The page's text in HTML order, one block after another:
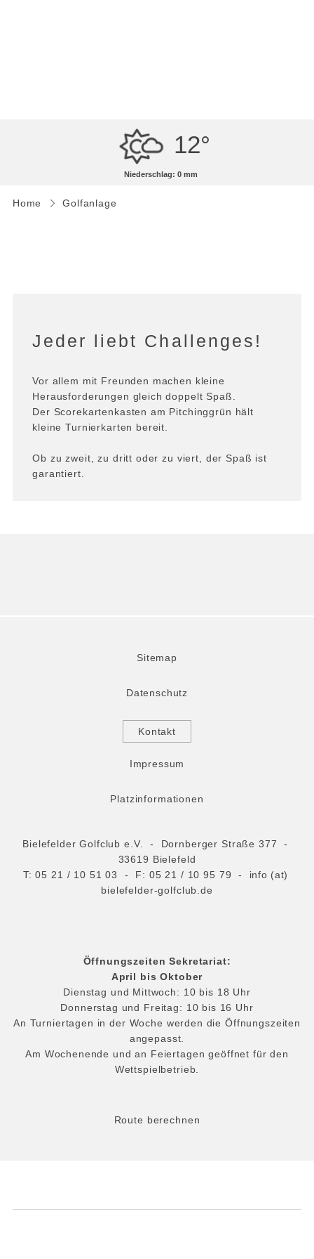
12°
Niederschlag: 0 mm
Home Golfanlage
Jeder liebt Challenges!
Vor allem mit Freunden machen kleine
Herausforderungen gleich doppelt Spaß.
Der Scorekartenkasten am Pitchinggrün hält
kleine Turnierkarten bereit.
Ob zu zweit, zu dritt oder zu viert, der Spaß ist
garantiert.
Sitemap
Datenschutz
Kontakt
Impressum
Platzinformationen
Bielefelder Golfclub e.V. - Dornberger Straße 377 -
33619 Bielefeld
T:05 21 / 10 51 03 - F: 05 21 / 10 95 79 - info (at)
bielefelder-golfclub.de
Öffnungszeiten Sekretariat:
April bis Oktober
Dienstag und Mittwoch: 10 bis 18 Uhr
Donnerstag und Freitag: 10 bis 16 Uhr
An Turniertagen in der Woche werden die Öffnungszeiten
angepasst.
Am Wochenende und an Feiertagen geöffnet für den
Wettspielbetrieb.
Route berechnen